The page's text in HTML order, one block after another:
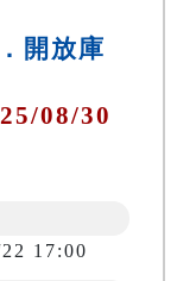
開放庫
08/30
17:00